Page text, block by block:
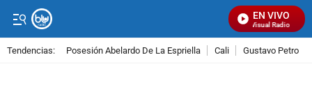
EN VIVO
Señal Visual Radio
Tendencias: Posesión Abelardo De La Espriella Cali Gustavo Petro